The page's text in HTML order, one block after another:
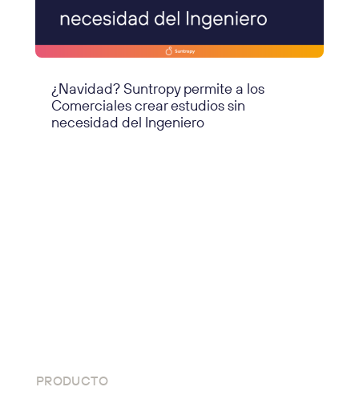
¿Navidad? Suntropy permite a los
Comerciales crear estudios sin
necesidad del Ingeniero
PRODUCTO